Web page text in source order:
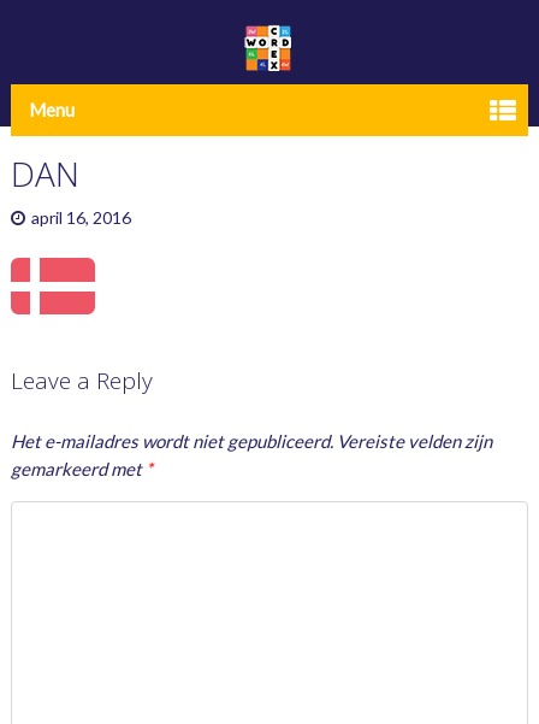
Menu
DAN
april 16, 2016
Leave a Reply
Het e-mailadres wordt niet gepubliceerd.Vereiste velden zijn
gemarkeerd met *